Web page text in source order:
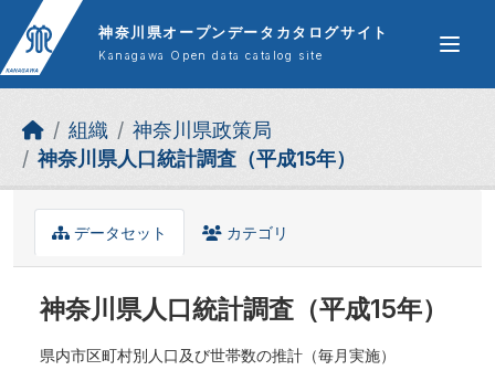
Skip to main content
神奈川県オープンデータカタログサイト
Kanagawa Open data catalog site
組織
神奈川県政策局
神奈川県人口統計調査（平成15年）
データセット カテゴリ
神奈川県人口統計調査（平成15年）
県内市区町村別人口及び世帯数の推計（毎月実施）